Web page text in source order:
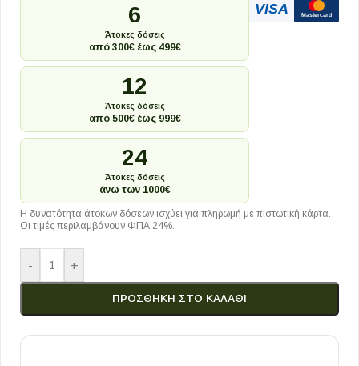
6
Άτοκες δόσεις
από 300€ έως 499€
12
Άτοκες δόσεις
από 500€ έως 999€
24
Άτοκες δόσεις
άνω των 1000€
VISA Mastercard
Η δυνατότητα άτοκων δόσεων ισχύει για πληρωμή με πιστωτική κάρτα.
Οι τιμές περιλαμβάνουν ΦΠΑ 24%.
- +
ΠΡΟΣΘΉΚΗ ΣΤΟ ΚΑΛΆΘΙ